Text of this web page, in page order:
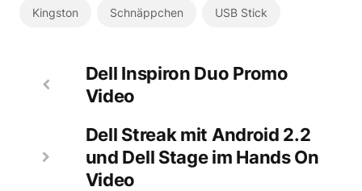
Kingston Schnäppchen USB Stick
Dell Inspiron Duo Promo
Video
Dell Streak mit Android 2.2
und Dell Stage im Hands On
Video